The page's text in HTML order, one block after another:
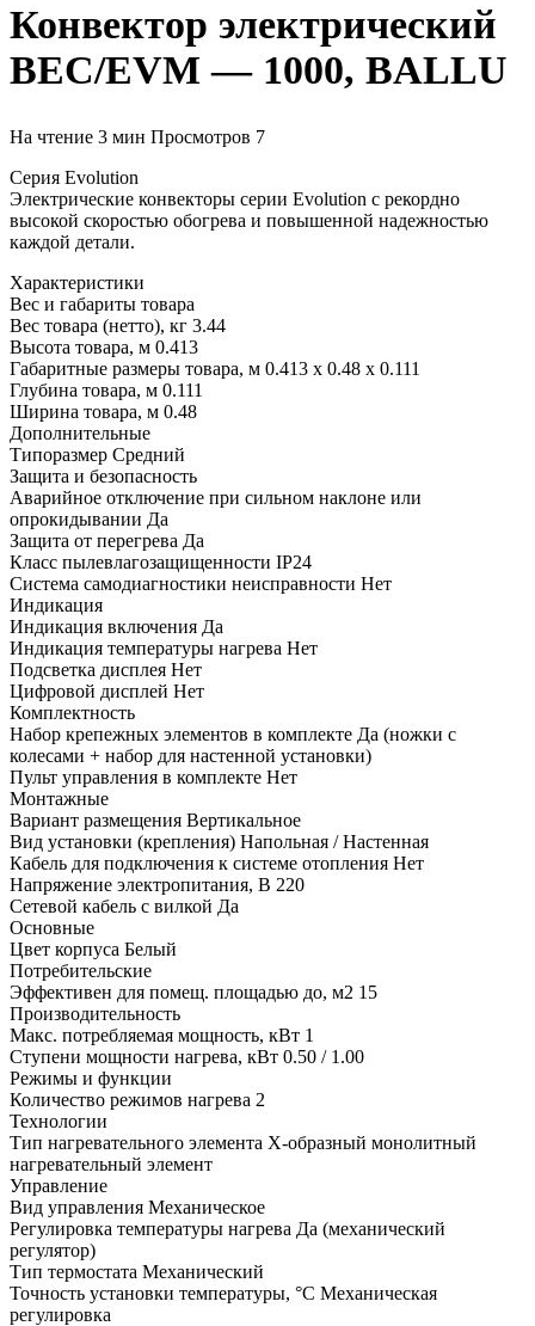
Конвектор электрический
BEC/EVM — 1000, BALLU
На чтение 3 мин Просмотров 7
Серия Evolution
Электрические конвекторы серии Evolution с рекордно
высокой скоростью обогрева и повышенной надежностью
каждой детали.
Характеристики
Вес и габариты товара
Вес товара (нетто), кг 3.44
Высота товара, м 0.413
Габаритные размеры товара, м 0.413 x 0.48 x 0.111
Глубина товара, м 0.111
Ширина товара, м 0.48
Дополнительные
Типоразмер Средний
Защита и безопасность
Аварийное отключение при сильном наклоне или
опрокидывании Да
Защита от перегрева Да
Класс пылевлагозащищенности IP24
Система самодиагностики неисправности Нет
Индикация
Индикация включения Да
Индикация температуры нагрева Нет
Подсветка дисплея Нет
Цифровой дисплей Нет
Комплектность
Набор крепежных элементов в комплекте Да (ножки с
колесами + набор для настенной установки)
Пульт управления в комплекте Нет
Монтажные
Вариант размещения Вертикальное
Вид установки (крепления) Напольная / Настенная
Кабель для подключения к системе отопления Нет
Напряжение электропитания, В 220
Сетевой кабель с вилкой Да
Основные
Цвет корпуса Белый
Потребительские
Эффективен для помещ. площадью до, м2 15
Производительность
Макс. потребляемая мощность, кВт 1
Ступени мощности нагрева, кВт 0.50 / 1.00
Режимы и функции
Количество режимов нагрева 2
Технологии
Тип нагревательного элемента Х-образный монолитный
нагревательный элемент
Управление
Вид управления Механическое
Регулировка температуры нагрева Да (механический
регулятор)
Тип термостата Механический
Точность установки температуры, °С Механическая
регулировка